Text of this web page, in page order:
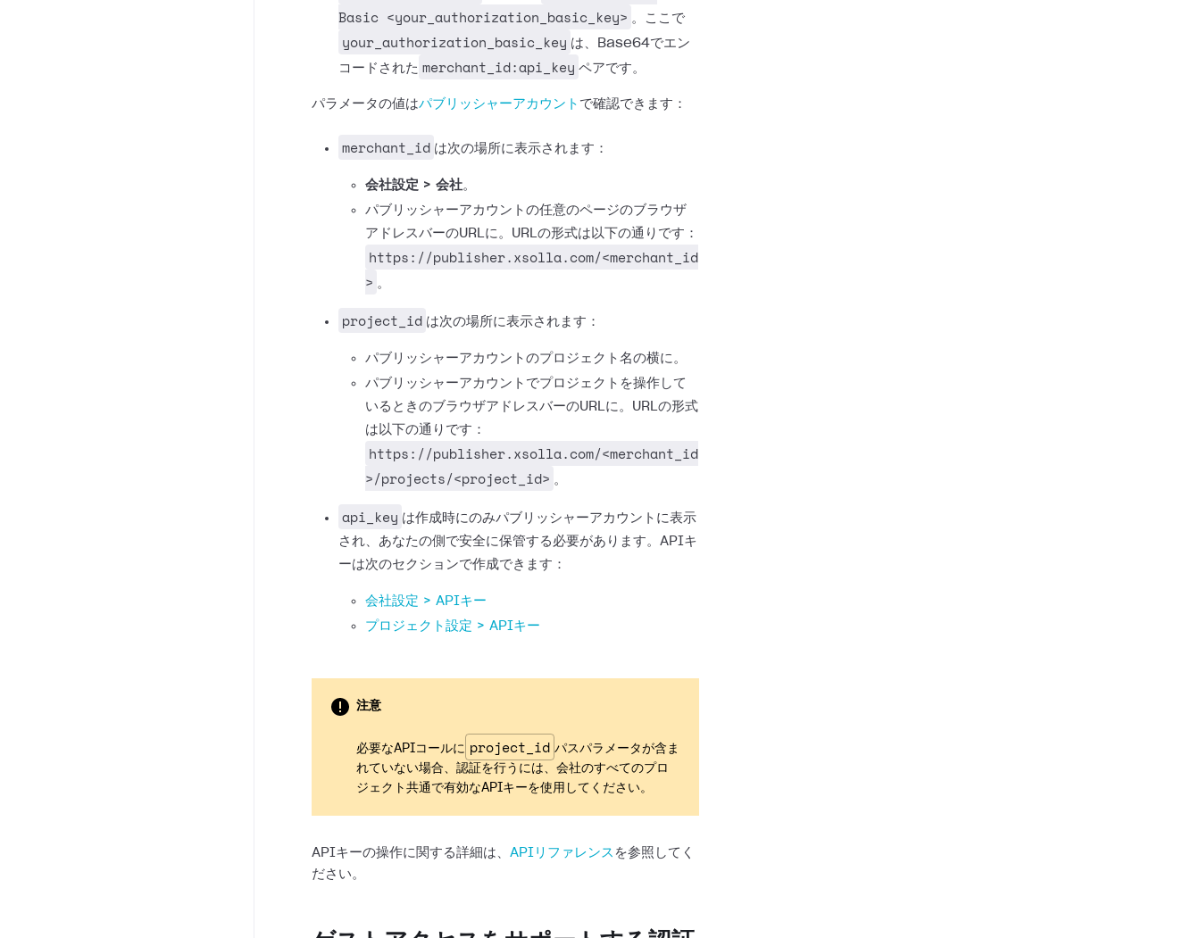
Basic <your_authorization_basic_key> 。ここで
your_authorization_basic_key は、Base64でエン
コードされた merchant_id:api_key ペアです。
パラメータの値はパブリッシャーアカウント で確認できます：
merchant_id は次の場所に表示されます：
会社設定 > 会社。
パブリッシャーアカウントの任意のページのブラウザ
アドレスバーのURLに。URLの形式は以下の通りです：
https://publisher.xsolla.com/<merchant_id
> 。
project_id は次の場所に表示されます：
パブリッシャーアカウントのプロジェクト名の横に。
パブリッシャーアカウントでプロジェクトを操作して
いるときのブラウザアドレスバーのURLに。URLの形式
は以下の通りです：
https://publisher.xsolla.com/<merchant_id
>/projects/<project_id> 。
api_key は作成時にのみパブリッシャーアカウントに表示
され、あなたの側で安全に保管する必要があります。APIキ
ーは次のセクションで作成できます：
会社設定 > APIキー
プロジェクト設定 > APIキー
注意
必要なAPIコールに project_id パスパラメータが含ま
れていない場合、認証を行うには、会社のすべてのプロ
ジェクト共通で有効なAPIキーを使用してください。
APIキーの操作に関する詳細は、 APIリファレンス を参照してく
ださい。